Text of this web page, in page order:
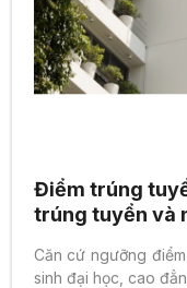
Điểm trúng
trúng tuyển và
Căn cứ ngưỡng
sinh đại học, cao